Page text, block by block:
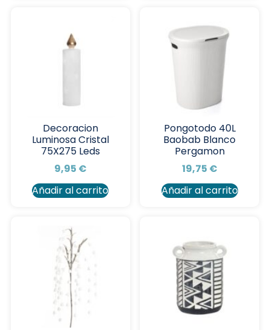
Decoracion
Luminosa Cristal
75X275 Leds
9,95 €
Añadir al carrito
Pongotodo 40L
Baobab Blanco
Pergamon
19,75 €
Añadir al carrito